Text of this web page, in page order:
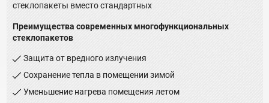
стеклопакеты вместо стандартных
Преимущества современных многофункциональных
стеклопакетов
Защита от вредного излучения
Сохранение тепла в помещении зимой
Уменьшение нагрева помещения летом